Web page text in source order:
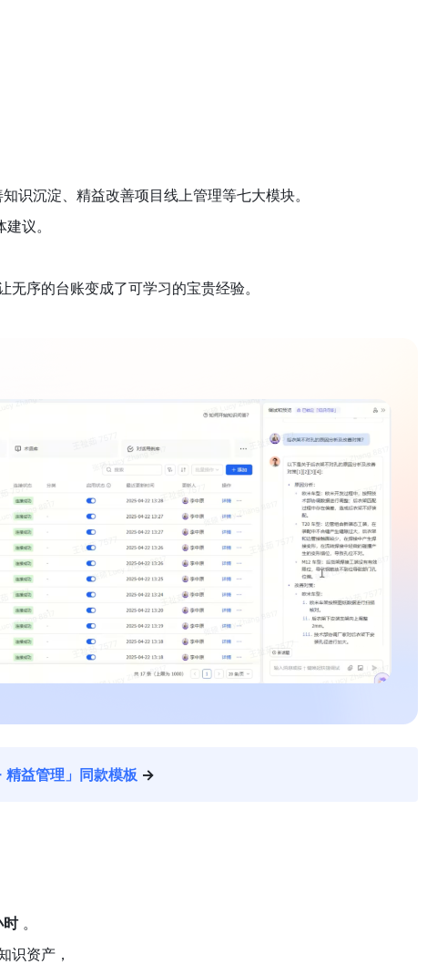
识沉淀、精益改善项目线上管理等七大模块。
议。
无序的台账变成了可学习的宝贵经验。
精益管理」同款模板 →
时 。
识资产，